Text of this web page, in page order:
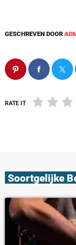
GESCHREVEN DOOR
RATE IT
Soortgelijke